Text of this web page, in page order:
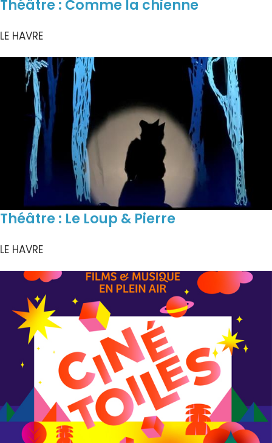
Théâtre : Comme la chienne
LE HAVRE
Théâtre : Le Loup & Pierre
LE HAVRE